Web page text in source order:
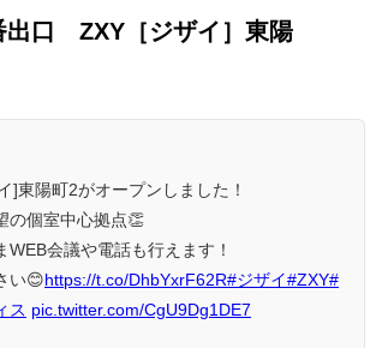
出口 ZXY［ジザイ］東陽
]東陽町2がオープンしました！
の個室中心拠点👏
WEB会議や電話も行えます！
い😊https://t.co/DhbYxrF62R#ジザイ#ZXY#
ス pic.twitter.com/CgU9Dg1DE7